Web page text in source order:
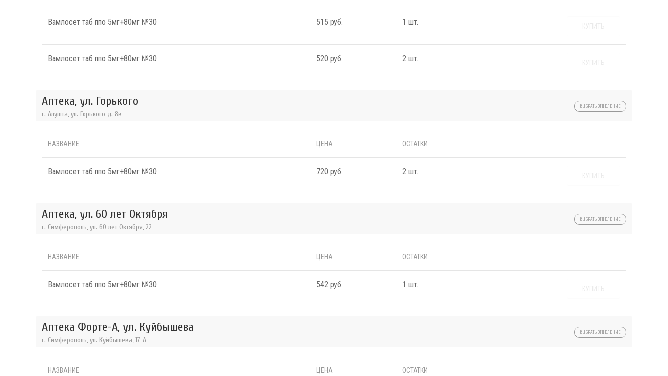
Вамлосет таб ппо 5мг+80мг №30 515 руб. 1 шт.
Вамлосет таб ппо 5мг+80мг №30 520 руб. 2 шт.
Аптека, ул. Горького
г. Алушта, ул. Горького д. 8в
ВЫБРАТЬ ОТДЕЛЕНИЕ
НАЗВАНИЕ ЦЕНА ОСТАТКИ
Вамлосет таб ппо 5мг+80мг №30 720 руб. 2 шт.
Аптека, ул. 60 лет Октября
г. Симферополь, ул. 60 лет Октября, 22
ВЫБРАТЬ ОТДЕЛЕНИЕ
НАЗВАНИЕ ЦЕНА ОСТАТКИ
Вамлосет таб ппо 5мг+80мг №30 542 руб. 1 шт.
Аптека Форте-А, ул. Куйбышева
г. Симферополь, ул. Куйбышева, 17-А
ВЫБРАТЬ ОТДЕЛЕНИЕ
НАЗВАНИЕ ЦЕНА ОСТАТКИ